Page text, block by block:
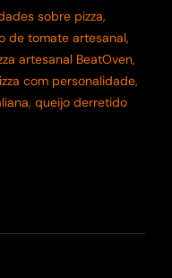
sobre pizza,
de tomate artesanal,
artesanal BeatOven,
com personalidade,
, queijo derretido